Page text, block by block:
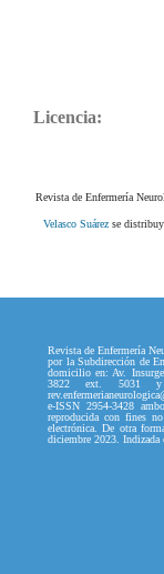
Licencia:
Revista de Enfermería
Velasco Suárezse
Revista de Enfermería
por la Subdirección de
domicilio en: Av.
3822 ext. 5031 y
e-ISSN 2954-3428
reproducida con fines
electrónica. De otra
diciembre 2023.